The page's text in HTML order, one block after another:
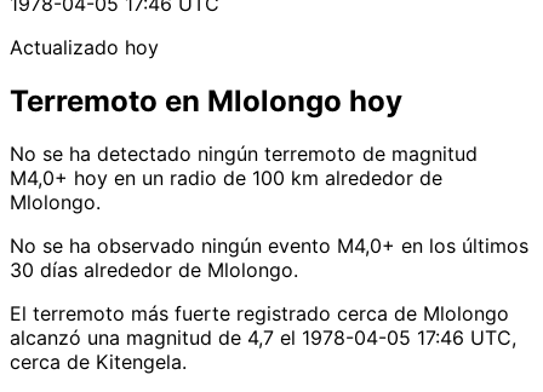
Actualizado hoy
Terremoto en Mlolongo hoy
No se ha detectado ningún terremoto de magnitud
M4,0+ hoy en un radio de 100 km alrededor de
Mlolongo.
No se ha observado ningún evento M4,0+ en los últimos
30 días alrededor de Mlolongo.
El terremoto más fuerte registrado cerca de Mlolongo
alcanzó una magnitud de 4,7 el 1978-04-05 17:46 UTC,
cerca de Kitengela.